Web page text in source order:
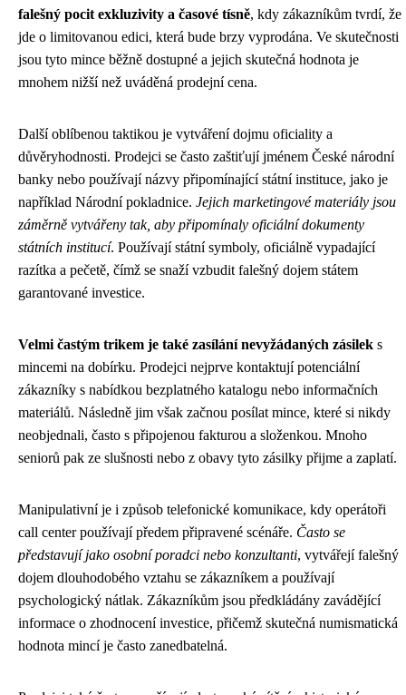
falešný pocit exkluzivity a časové tísně, kdy zákazníkům tvrdí, že
jde o limitovanou edici, která bude brzy vyprodána. Ve skutečnosti
jsou tyto mince běžně dostupné a jejich skutečná hodnota je
mnohem nižší než uváděná prodejní cena.
Další oblíbenou taktikou je vytváření dojmu oficiality a
důvěryhodnosti. Prodejci se často zaštiťují jménem České národní
banky nebo používají názvy připomínající státní instituce, jako je
například Národní pokladnice. Jejich marketingové materiály jsou
záměrně vytvářeny tak, aby připomínaly oficiální dokumenty
státních institucí. Používají státní symboly, oficiálně vypadající
razítka a pečetě, čímž se snaží vzbudit falešný dojem státem
garantované investice.
Velmi častým trikem je také zasílání nevyžádaných zásilek s
mincemi na dobírku. Prodejci nejprve kontaktují potenciální
zákazníky s nabídkou bezplatného katalogu nebo informačních
materiálů. Následně jim však začnou posílat mince, které si nikdy
neobjednali, často s připojenou fakturou a složenkou. Mnoho
seniorů pak ze slušnosti nebo z obavy tyto zásilky přijme a zaplatí.
Manipulativní je i způsob telefonické komunikace, kdy operátoři
call center používají předem připravené scénáře. Často se
představují jako osobní poradci nebo konzultanti, vytvářejí falešný
dojem dlouhodobého vztahu se zákazníkem a používají
psychologický nátlak. Zákazníkům jsou předkládány zavádějící
informace o zhodnocení investice, přičemž skutečná numismatická
hodnota mincí je často zanedbatelná.